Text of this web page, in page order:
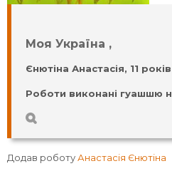
Моя Україна ,
Єнютіна Анастасія, 11 років
Роботи виконані гуашшю
Додав роботуАнастасія Єнютіна